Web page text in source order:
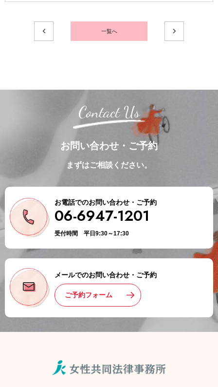
一覧へ
Contact Us
お問い合わせ・ご予約
まずはご相談ください。
お電話でのお問い合わせ・ご予約
06-6947-1201
受付時間 平日9:30～17:30
メールでのお問い合わせ・ご予約
ご予約フォーム